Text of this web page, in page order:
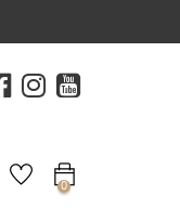
0